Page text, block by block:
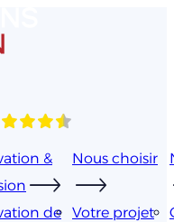
&
de
Nous choisir
Votre projet